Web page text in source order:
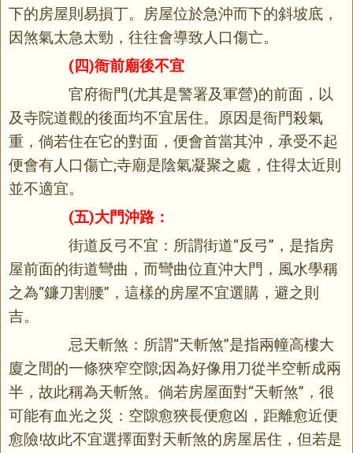
下的房屋則易損丁。房屋位於急沖而下的斜坡底，
因煞氣太急太勁，往往會導致人口傷亡。
(四)衙前廟後不宜
官府衙門(尤其是警署及軍營)的前面，以
及寺院道觀的後面均不宜居住。原因是衙門殺氣
重，倘若住在它的對面，便會首當其沖，承受不起
便會有人口傷亡;寺廟是陰氣凝聚之處，住得太近則
並不適宜。
(五)大門沖路：
街道反弓不宜：所謂街道“反弓”，是指房
屋前面的街道彎曲，而彎曲位直沖大門，風水學稱
之為“鐮刀割腰”，這樣的房屋不宜選購，避之則
吉。
忌天斬煞：所謂“天斬煞”是指兩幢高樓大
廈之間的一條狹窄空隙;因為好像用刀從半空斬成兩
半，故此稱為天斬煞。倘若房屋面對“天斬煞”，很
可能有血光之災：空隙愈狹長便愈凶，距離愈近便
愈險!故此不宜選擇面對天斬煞的房屋居住，但若是